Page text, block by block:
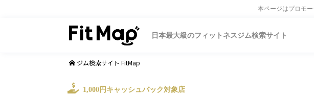
本ページはプロモ
日本最大級のフィットネスジム検索サイト
ジム検索サイト FitMap
1,000円キャッシュバック対象店